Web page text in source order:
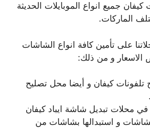
جميع انواع الموبايلات الحديثة
الماركات.
على تأمين كافة انواع الشاشات
الاسعار و من ذلك:
كيفان و أيضا محل تصليح
محلات تبديل شاشة ايباد كيفان
و استبدالها بشاشات من